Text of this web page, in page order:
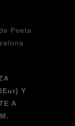
Poeta
Y
A